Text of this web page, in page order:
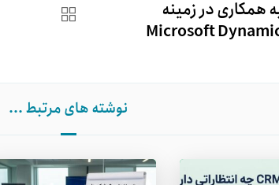
همکاری در زمینه
Microsoft
نوشته های مرتبط ...